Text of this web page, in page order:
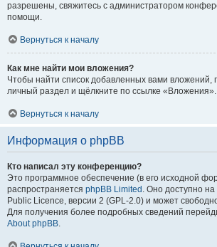
разрешены, свяжитесь с администратором
помощи.
Вернуться к началу
Как мне найти мои вложения?
Чтобы найти список добавленных вами вложений,
личный раздел и щёлкните по ссылке «Вложения».
Вернуться к началу
Информация о phpBB
Кто написал эту конференцию?
Это программное обеспечение (в его исходной
распространяется phpBB Limited . Оно доступно на
Public Licence, версии 2 (GPL-2.0) и может
Для получения более подробных сведений
About phpBB.